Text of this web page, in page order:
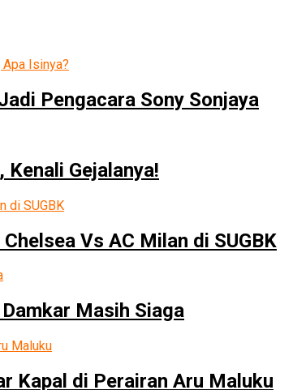
Pengacara Sony Sonjaya
Gejalanya!
Vs AC Milan di SUGBK
Masih Siaga
Kapal di Perairan Aru Maluku